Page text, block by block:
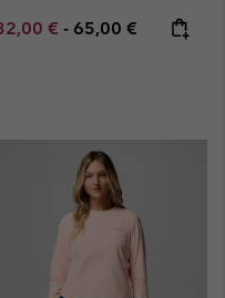
sale price:
€ - Maximum price:
65,00 €